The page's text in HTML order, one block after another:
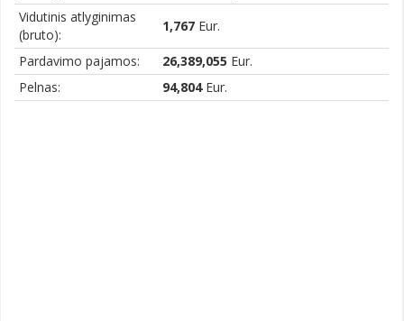
Vidutinis atlyginimas
(bruto):
1,767 Eur.
Pardavimo pajamos: 26,389,055 Eur.
Pelnas:
94,804Eur.